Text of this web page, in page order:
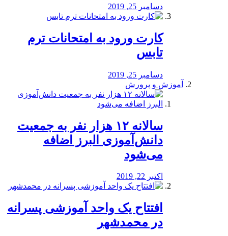
دسامبر 25, 2019
کارت ورود به امتحانات ترم
تابس
دسامبر 25, 2019
آموزش و پرورش
️سالانه ۱۲ هزار نفر به جمعیت
دانش‌آموزی البرز اضافه
می‌شود
اکتبر 22, 2019
افتتاح یک واحد آموزشی پسرانه
در محمدشهر